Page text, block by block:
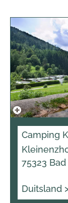
Camping
75323
Duitsland